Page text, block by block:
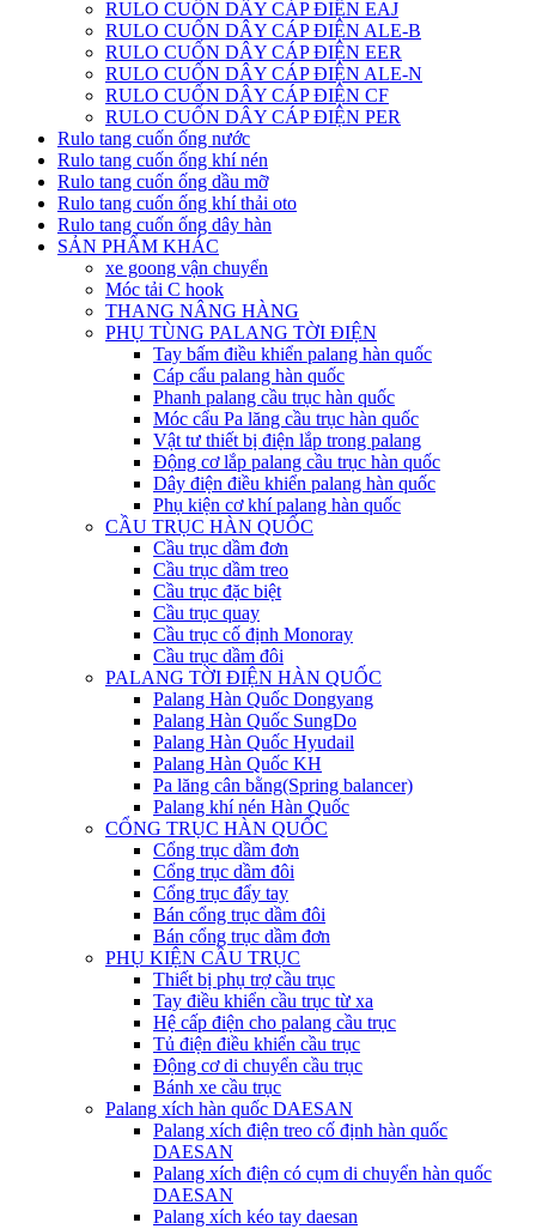
RULO CUỐN DÂY CÁP ĐIỆN EAJ
RULO CUỐN DÂY CÁP ĐIỆN ALE-B
RULO CUỐN DÂY CÁP ĐIỆN EER
RULO CUỐN DÂY CÁP ĐIỆN ALE-N
RULO CUỐN DÂY CÁP ĐIỆN CF
RULO CUỐN DÂY CÁP ĐIỆN PER
Rulo tang cuốn ống nước
Rulo tang cuốn ống khí nén
Rulo tang cuốn ống dầu mỡ
Rulo tang cuốn ống khí thải oto
Rulo tang cuốn ống dây hàn
SẢN PHẨM KHÁC
xe goong vận chuyển
Móc tải C hook
THANG NÂNG HÀNG
PHỤ TÙNG PALANG TỜI ĐIỆN
Tay bấm điều khiển palang hàn quốc
Cáp cẩu palang hàn quốc
Phanh palang cầu trục hàn quốc
Móc cẩu Pa lăng cầu trục hàn quốc
Vật tư thiết bị điện lắp trong palang
Động cơ lắp palang cầu trục hàn quốc
Dây điện điều khiển palang hàn quốc
Phụ kiện cơ khí palang hàn quốc
CẦU TRỤC HÀN QUỐC
Cầu trục dầm đơn
Cầu trục dầm treo
Cầu trục đặc biệt
Cầu trục quay
Cầu trục cố định Monoray
Cầu trục dầm đôi
PALANG TỜI ĐIỆN HÀN QUỐC
Palang Hàn Quốc Dongyang
Palang Hàn Quốc SungDo
Palang Hàn Quốc Hyudail
Palang Hàn Quốc KH
Pa lăng cân bằng(Spring balancer)
Palang khí nén Hàn Quốc
CỔNG TRỤC HÀN QUỐC
Cổng trục dầm đơn
Cổng trục dầm đôi
Cổng trục đẩy tay
Bán cổng trục dầm đôi
Bán cổng trục dầm đơn
PHỤ KIỆN CẦU TRỤC
Thiết bị phụ trợ cầu trục
Tay điều khiển cầu trục từ xa
Hệ cấp điện cho palang cầu trục
Tủ điện điều khiển cầu trục
Động cơ di chuyển cầu trục
Bánh xe cầu trục
Palang xích hàn quốc DAESAN
Palang xích điện treo cố định hàn quốc
DAESAN
Palang xích điện có cụm di chuyển hàn quốc
DAESAN
Palang xích kéo tay daesan